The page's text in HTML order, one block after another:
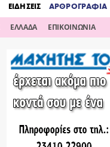
ΕΙΔΗΣΕΙΣ ΑΡΘΡΟΓΡΑΦΙΑ
ΕΛΛΑΔΑ ΕΠΙΚΟΙΝΩΝΙΑ